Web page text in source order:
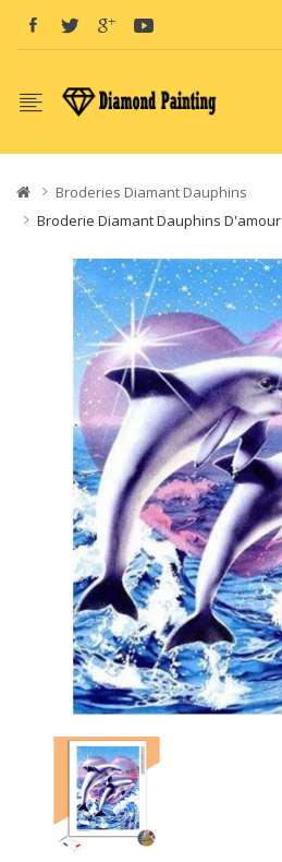
Vape E-Liquids SaltNic
Broderies Diamant Dauphins
Broderie Diamant Dauphins D'amour